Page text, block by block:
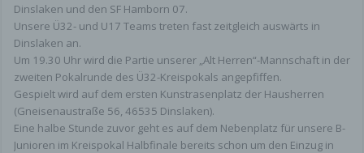
Dinslaken und den SF Hamborn 07.
Unsere Ü32- und U17 Teams treten fast zeitgleich auswärts in
Dinslaken an.
Um 19.30 Uhr wird die Partie unserer „Alt Herren“-Mannschaft in der
zweiten Pokalrunde des Ü32-Kreispokals angepfiffen.
Gespielt wird auf dem ersten Kunstrasenplatz der Hausherren
(Gneisenaustraße 56, 46535 Dinslaken).
Eine halbe Stunde zuvor geht es auf dem Nebenplatz für unsere B-
Junioren im Kreispokal Halbfinale bereits schon um den Einzug in